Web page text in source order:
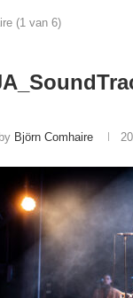
(1 van 6)
Björn Comhaire